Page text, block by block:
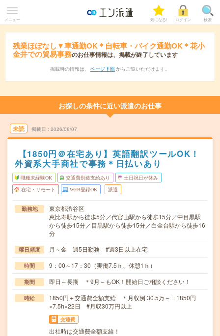
メニュー 気になる! ログイン 検索
残業ほぼなし▼車通勤OK＊自転車・バイク通勤OK＊花小
金井での貿易事務のお仕事情報は、掲載が終了しています
掲載時の情報は、 ページ下部 からご覧いただけます。
お探しの条件に近い派遣のお仕事
未読 掲載日 2026/08/07
【1850円＠在宅あり】英語翻訳ツールOK！
外資系大手商社で事務＊日払いあり
職種未経験OK 交通費別途支給あり 土日祝日が休み
在宅・リモート WEB登録OK 派遣
勤務地
東京都渋谷区
恵比寿駅から徒歩5分／代官山駅から徒歩15分／中目黒駅
から徒歩15分／目黒駅から徒歩15分／白金台駅から徒歩16
分
曜日頻度 月～金 週5日勤務 #週3日以上在宅
時間 9：00～17：30（実働7.5ｈ、休憩1ｈ）
期間 即日～長期 ＊9月～もOK！開始日ご相談ください！
時給
1850円＋交通費全額支給 ＊月収例:30.5万～＝1850円
×7.5h×22日 #月収30万円以上
交通費
出社時は交通費全額支給！